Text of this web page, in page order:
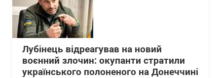
Лубінець відреагував на новий
воєнний злочин: окупанти стратили
українського полоненого на Донеччині